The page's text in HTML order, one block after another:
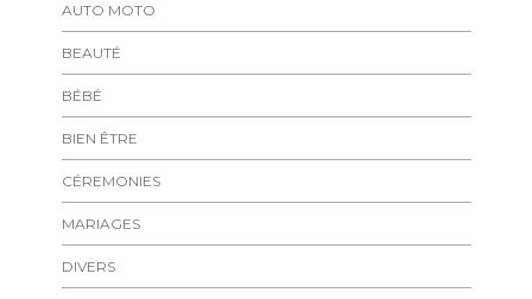
AUTO MOTO
BEAUTÉ
BÉBÉ
BIEN ÊTRE
CÉREMONIES
MARIAGES
DIVERS